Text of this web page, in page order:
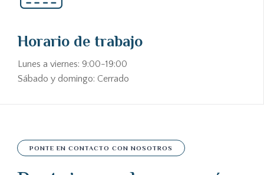
Horario de trabajo
Lunes a viernes: 9:00-19:00
Sábado y domingo: Cerrado
PONTE EN CONTACTO CON NOSOTROS